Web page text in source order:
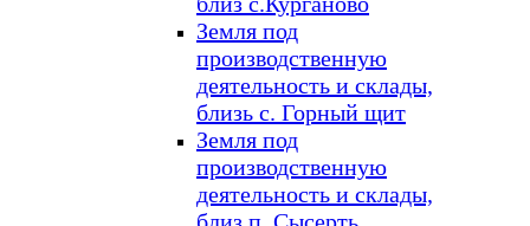
Земля под
производственную
деятельность и склады,
близь с. Горный щит
Земля под
производственную
деятельность и склады,